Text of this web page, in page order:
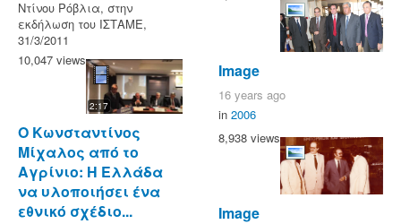
Ντίνου Ρόβλια, στην
εκδήλωση του ΙΣΤΑΜΕ,
31/3/2011
10,047 views
2:17
O Κωνσταντίνος
Μίχαλος από το
Αγρίνιο: Η Ελλάδα
να υλοποιήσει ένα
εθνικό σχέδιο...
Image
16 years ago
in 2006
8,938 views
Image